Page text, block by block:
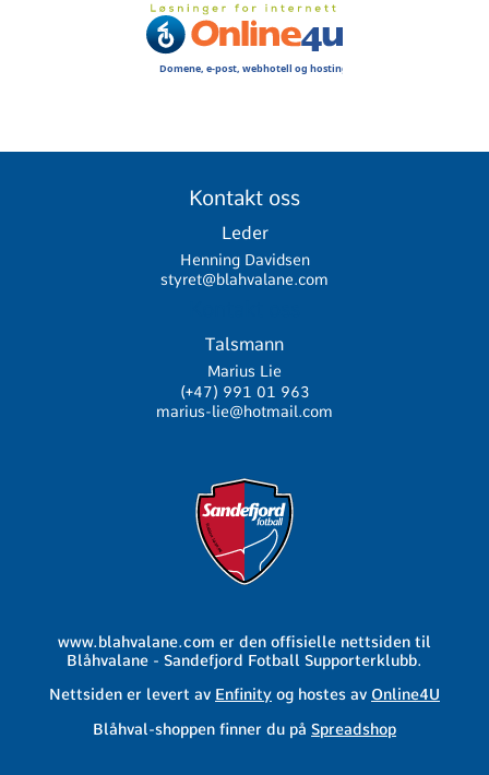
Kontakt oss
Leder
Henning Davidsen
styret@blahvalane.com
Talsmann
Marius Lie
(+47) 991 01 963
marius-lie@hotmail.com
www.blahvalane.com er den offisielle nettsiden til
Blåhvalane - Sandefjord Fotball Supporterklubb.
Nettsiden er levert av Enfinity og hostes av Online4U
Blåhval-shoppen finner du på Spreadshop